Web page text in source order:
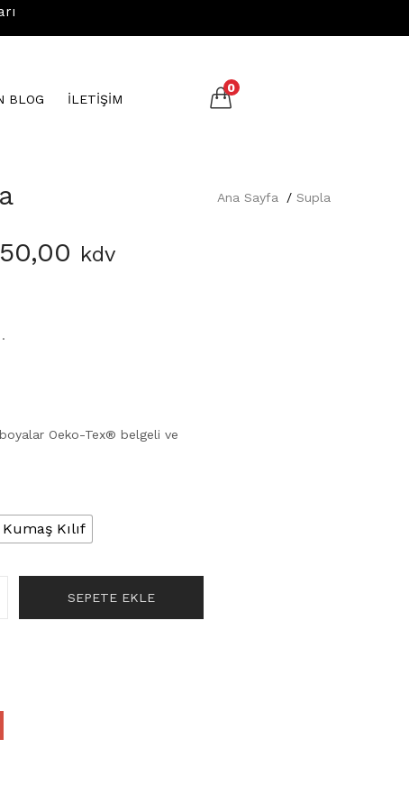
BLOG İLETİŞİM
0
Ana Sayfa Supla
kdv
Oeko-Tex® belgeli ve
Kılıf
SEPETE EKLE